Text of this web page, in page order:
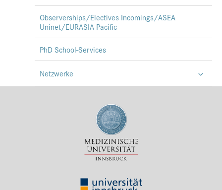
Observerships/Electives Incomings/ASEA
Uninet/EURASIA Pacific
PhD School-Services
Netzwerke